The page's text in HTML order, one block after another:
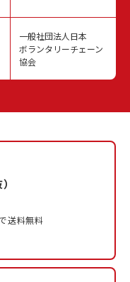
一般社団法人日本
ボランタリーチェーン
協会
送料無料